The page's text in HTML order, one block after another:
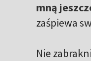
mną
zaśpiewa
Nie